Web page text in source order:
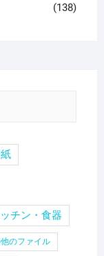
(138)
チン・食器
のファイル